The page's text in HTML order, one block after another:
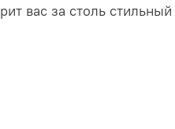
вас за столь